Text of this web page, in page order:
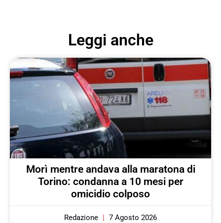
Leggi anche
Morì mentre andava alla maratona di
Torino: condanna a 10 mesi per
omicidio colposo
Redazione 7 Agosto 2026